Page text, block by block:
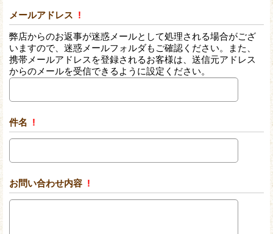
メールアドレス !
弊店からのお返事が迷惑メールとして処理される場合がござ
いますので、迷惑メールフォルダもご確認ください。また、
携帯メールアドレスを登録されるお客様は、送信元アドレス
からのメールを受信できるように設定ください。
件名 !
お問い合わせ内容 !